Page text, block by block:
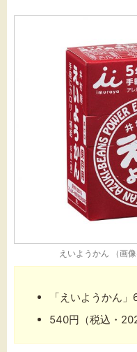
えいようかん （画
「えいようかん
540円（税込・